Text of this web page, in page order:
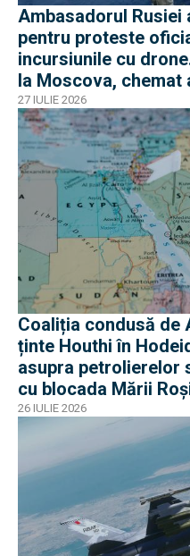
Ambasadorul
pentru proteste
incursiunile cu
la Moscova,
27 IULIE 2026
Coaliția condusă de
ținte Houthi în
asupra petrolierelor
cu blocada Mării
26 IULIE 2026